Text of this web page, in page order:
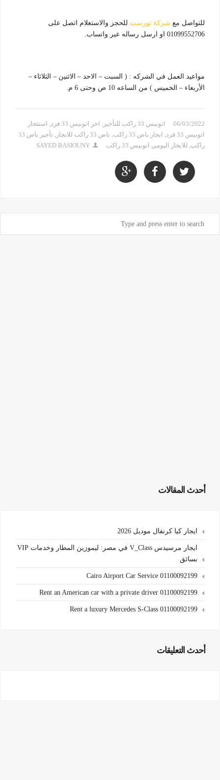
للتواصل مع شركة تورست للحجز والاستعلام اتصل على
01099552706 او ارسل رساله عبر واتساب.
مواعيد العمل في الشركه : ( السبت – الاحد – الاثنين – الثلاثاء –
الأربعاء – الخميس ) من الساعه 10 ص وحتى 6 م.
06/03/2022 اتوبيس 33 راكب للتأجير , اجر اتوبيس 33 فرد , استئجار
اتوبيس 33 فرد
, ايجار باص 33 راكب , باص 33 راكب للايجار ,
تأجير باص 33
راكب, للايجار اليومي اتوبيس 33 راكب SAYED BASIOUNY
أحدث المقالات
ايجار كيا كرنفال موديل 2026
ايجار مرسيدس V_Class في مصر: ليموزين المطار وخدمات VIP
بسائق
Cairo Airport Car Service 01100092199
Rent an American car with a private driver 01100092199
Rent a luxury Mercedes S-Class 01100092199
أحدث التعليقات